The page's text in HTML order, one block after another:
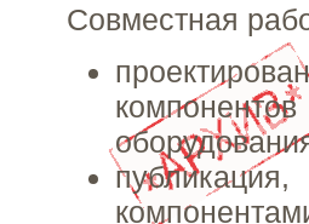
Совместная